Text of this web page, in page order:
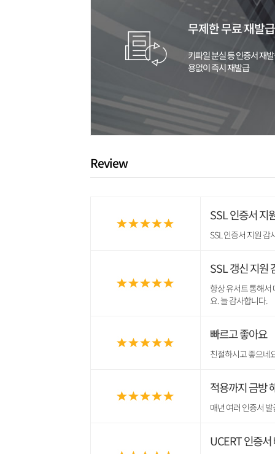
무제한 무료 재발
키파일 분실 등 인증서 재
용없이 즉시 재발급
Review
SSL 인증서 지
SSL 인증서 지원
SSL 갱신 지원
항상 유서트 통해서
요. 늘 감사합니다.
빠르고 좋아요
친절하시고 좋으네
적용까지 금방
매년 여러 인증서
UCERT 인증